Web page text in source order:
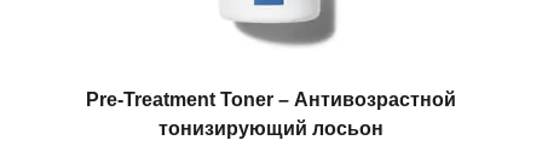
Pre-Treatment Toner – Антивозрастной
тонизирующий лосьон